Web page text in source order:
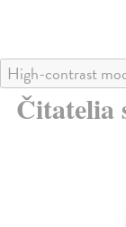
High-contrast
Čitatelia